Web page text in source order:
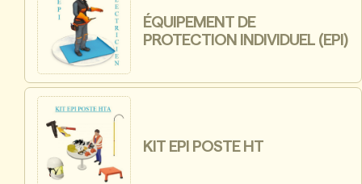
ÉQUIPEMENT DE
PROTECTION INDIVIDUEL (EPI)
KIT EPI POSTE HT